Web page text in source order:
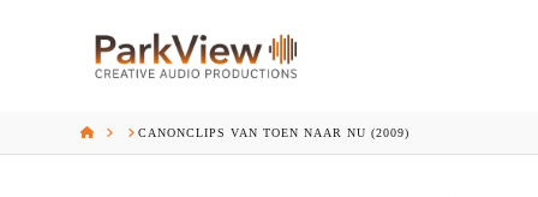
HOME CANONCLIPS VAN TOEN NAAR NU (2009)